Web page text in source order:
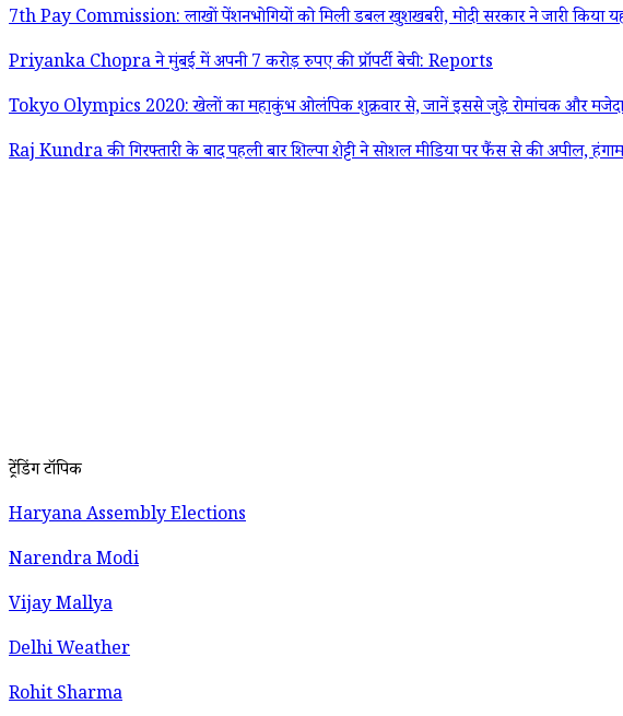
7th Pay Commission: लाखों पेंशनभोगियों को मिली डबल खुशखबरी, मोदी सरकार ने जारी किया
Priyanka Chopra ने मुंबई में अपनी 7 करोड़ रुपए की प्रॉपर्टी बेची: Reports
Tokyo Olympics 2020: खेलों का महाकुंभ ओलंपिक शुक्रवार से, जानें इससे जुड़े रोमांचक और
Raj Kundra की गिरफ्तारी के बाद पहली बार शिल्पा शेट्टी ने सोशल मीडिया पर फैंस से की अपील,
ट्रेंडिंग टॉपिक
Haryana Assembly Elections
Narendra Modi
Vijay Mallya
Delhi Weather
Rohit Sharma